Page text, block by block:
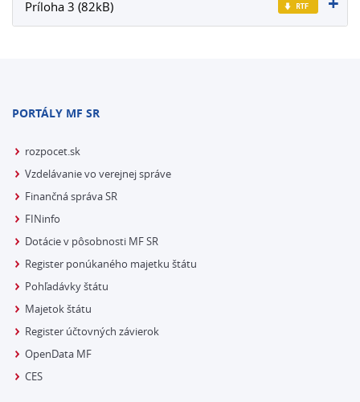
Príloha 3 (82kB)
PORTÁLY MF SR
rozpocet.sk
Vzdelávanie vo verejnej správe
Finančná správa SR
FINinfo
Dotácie v pôsobnosti MF SR
Register ponúkaného majetku štátu
Pohľadávky štátu
Majetok štátu
Register účtovných závierok
OpenData MF
CES